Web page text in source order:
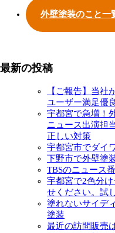
外壁塗装のこと一
最新の投稿
【ご報告】当社
ユーザー満足優
宇都宮で急増！
ニュース出演担
正しい対策
宇都宮市でダイ
下野市で外壁塗
TBSのニュース
宇都宮で2色分
せください。試
塗れないサイデ
塗装
最近の訪問販売